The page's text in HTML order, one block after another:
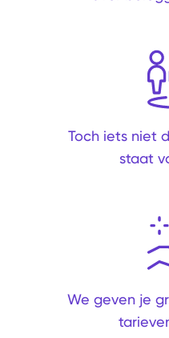
Toch iets niet
staat
We geven je